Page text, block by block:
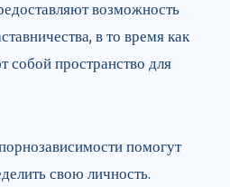
возможность
в то время как
собой пространство для
помогут
свою личность.